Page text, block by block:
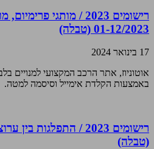
רישומים 2023 / מותגי
01-12/2023 (טבלה)
17 בינואר 2024
אוטוניוז, אתר הרכב המקצועי למנויים
באמצעות הקלדת אימייל וסיסמה למטה.
(טבלה)